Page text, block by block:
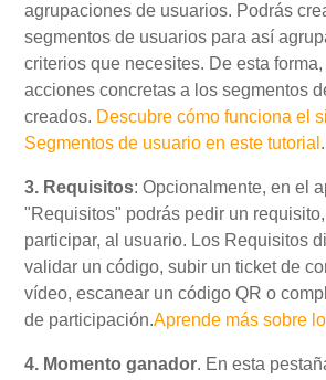
agrupaciones de usuarios. Podrás
segmentos de usuarios para así
criterios que necesites. De esta
acciones concretas a los segmentos
creados. Descubre cómo funciona el
Segmentos de usuario en este tutorial .
3. Requisitos: Opcionalmente, en el
"Requisitos" podrás pedir un
participar, al usuario. Los Requisitos
validar un código, subir un ticket de
vídeo, escanear un código QR o
de participación.Aprende más sobre
4. Momento ganador. En esta